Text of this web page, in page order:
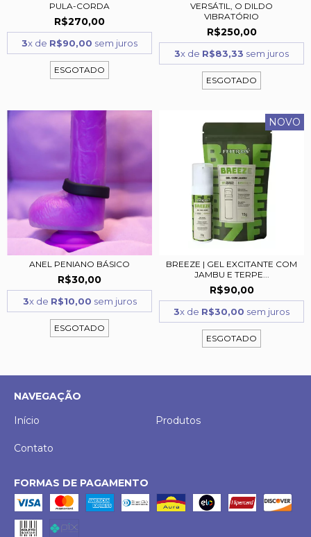
PULA-CORDA
R$270,00
3x de R$90,00 sem juros
ESGOTADO
VERSÁTIL, O DILDO
VIBRATÓRIO
R$250,00
3x de R$83,33 sem juros
ESGOTADO
ANEL PENIANO BÁSICO
R$30,00
3x de R$10,00 sem juros
ESGOTADO
NOVO
BREEZE | GEL EXCITANTE COM
JAMBU E TERPE...
R$90,00
3x de R$30,00 sem juros
ESGOTADO
NAVEGAÇÃO
Início
Produtos
Contato
FORMAS DE PAGAMENTO